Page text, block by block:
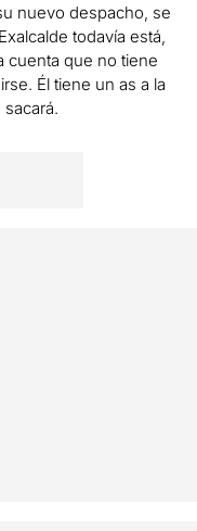
nuevo despacho, se
todavía está,
cuenta que no tiene
Él tiene un as a la